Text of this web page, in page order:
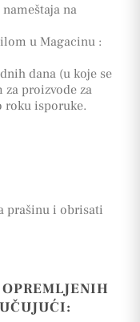
na
u Magacinu :
dana (u koje se
proizvode za
roku isporuke.
prašinu i obrisati